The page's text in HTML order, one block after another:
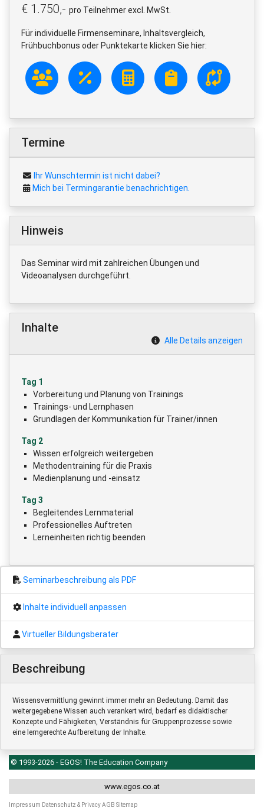
€ 1.750,- pro Teilnehmer excl. MwSt.
Für individuelle Firmenseminare, Inhaltsvergleich,
Frühbuchbonus oder Punktekarte klicken Sie hier:
Termine
Ihr Wunschtermin ist nicht dabei?
Mich bei Termingarantie benachrichtigen.
Hinweis
Das Seminar wird mit zahlreichen Übungen und
Videoanalysen durchgeführt.
Inhalte
Alle Details anzeigen
Tag 1
Vorbereitung und Planung von Trainings
Trainings- und Lernphasen
Grundlagen der Kommunikation für Trainer/innen
Tag 2
Wissen erfolgreich weitergeben
Methodentraining für die Praxis
Medienplanung und -einsatz
Tag 3
Begleitendes Lernmaterial
Professionelles Auftreten
Lerneinheiten richtig beenden
Seminarbeschreibung als PDF
Inhalte individuell anpassen
Virtueller Bildungsberater
Beschreibung
Wissensvermittlung gewinnt immer mehr an Bedeutung. Damit das
weitergegebene Wissen auch verankert wird, bedarf es didaktischer
Konzepte und Fähigkeiten, Verständnis für Gruppenprozesse sowie
eine lerngerechte Aufbereitung der Inhalte.
© 1993-2026 - EGOS! The Education Company
www.egos.co.at
Impressum Datenschutz & PrivacyAGB Sitemap